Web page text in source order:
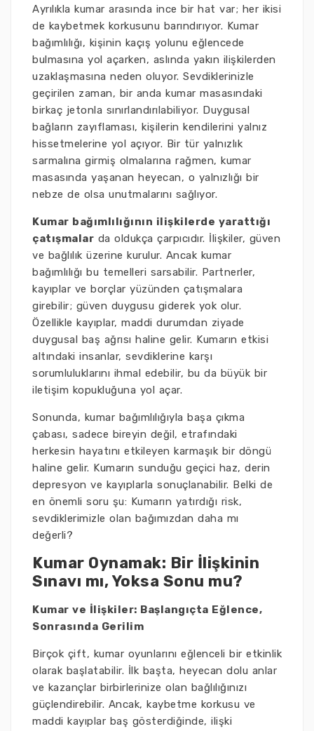
Ayrılıkla kumar arasında ince bir hat var; her ikisi
de kaybetmek korkusunu barındırıyor. Kumar
bağımlılığı, kişinin kaçış yolunu eğlencede
bulmasına yol açarken, aslında yakın ilişkilerden
uzaklaşmasına neden oluyor. Sevdiklerinizle
geçirilen zaman, bir anda kumar masasındaki
birkaç jetonla sınırlandırılabiliyor. Duygusal
bağların zayıflaması, kişilerin kendilerini yalnız
hissetmelerine yol açıyor. Bir tür yalnızlık
sarmalına girmiş olmalarına rağmen, kumar
masasında yaşanan heyecan, o yalnızlığı bir
nebze de olsa unutmalarını sağlıyor.
Kumar bağımlılığının ilişkilerde yarattığı
çatışmalar da oldukça çarpıcıdır. İlişkiler, güven
ve bağlılık üzerine kurulur. Ancak kumar
bağımlılığı bu temelleri sarsabilir. Partnerler,
kayıplar ve borçlar yüzünden çatışmalara
girebilir; güven duygusu giderek yok olur.
Özellikle kayıplar, maddi durumdan ziyade
duygusal baş ağrısı haline gelir. Kumarın etkisi
altındaki insanlar, sevdiklerine karşı
sorumluluklarını ihmal edebilir, bu da büyük bir
iletişim kopukluğuna yol açar.
Sonunda, kumar bağımlılığıyla başa çıkma
çabası, sadece bireyin değil, etrafındaki
herkesin hayatını etkileyen karmaşık bir döngü
haline gelir. Kumarın sunduğu geçici haz, derin
depresyon ve kayıplarla sonuçlanabilir. Belki de
en önemli soru şu: Kumarın yatırdığı risk,
sevdiklerimizle olan bağımızdan daha mı
değerli?
Kumar Oynamak: Bir İlişkinin
Sınavı mı, Yoksa Sonu mu?
Kumar ve İlişkiler: Başlangıçta Eğlence,
Sonrasında Gerilim
Birçok çift, kumar oyunlarını eğlenceli bir etkinlik
olarak başlatabilir. İlk başta, heyecan dolu anlar
ve kazançlar birbirlerinize olan bağlılığınızı
güçlendirebilir. Ancak, kaybetme korkusu ve
maddi kayıplar baş gösterdiğinde, ilişki